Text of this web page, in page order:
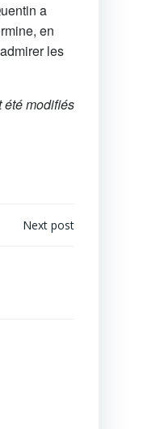
a
en
les
été modifiés
Next post